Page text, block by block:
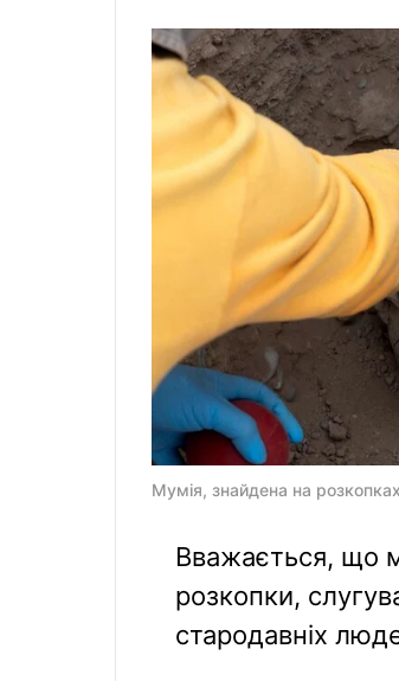
Мумія, знайдена на
Вважається, що
розкопки,
стародавніх